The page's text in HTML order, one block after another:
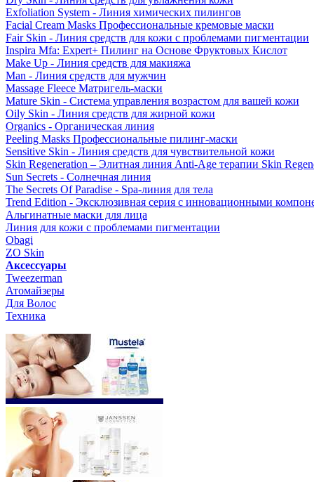
Exfoliation System - Линия химических пилингов
Facial Cream Masks Профессиональные кремовые маски
Fair Skin - Линия средств для кожи с проблемами пигментации
Inspira Mfa: Expert+ Пилинг на Основе Фруктовых Кислот
Make Up - Линия средств для макияжа
Man - Линия средств для мужчин
Massage Fleece Матригель-маски
Mature Skin - Система управления возрастом для вашей кожи
Oily Skin - Линия средств для жирной кожи
Organics - Органическая линия
Peeling Masks Профессиональные пилинг-маски
Sensitive Skin - Линия средств для чувствительной кожи
Skin Regeneration – Элитная линия Anti-Age терапии Skin
Sun Secrets - Солнечная линия
The Secrets Of Paradise - Spa-линия для тела
Trend Edition - Эксклюзивная серия с инновационными
Альгинатные маски для лица
Линия для кожи с проблемами пигментации
Obagi
ZO Skin
Aксессуары
Tweezerman
Атомайзеры
Для Волос
Техника